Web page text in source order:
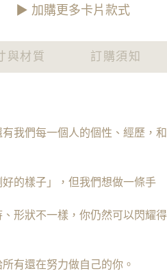
金
句
▶︎ 加購更多卡片款式
與材質 訂購須知
我們每一個人的個性、經歷，和
的樣子」，但我們想做一條手
形狀不一樣，你仍然可以閃耀得
有還在努力做自己的你。